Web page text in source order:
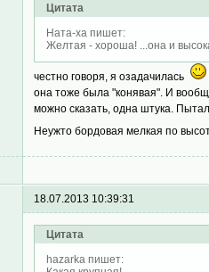
Цитата
Ната-ха пишет:
Желтая - хороша! ...она и
честно говоря, я озадачилась
она тоже была "конявая". И
можно сказать, одна штука.
Неужто бордовая мелкая по
18.07.2013 10:39:31
Цитата
hazarka пишет: